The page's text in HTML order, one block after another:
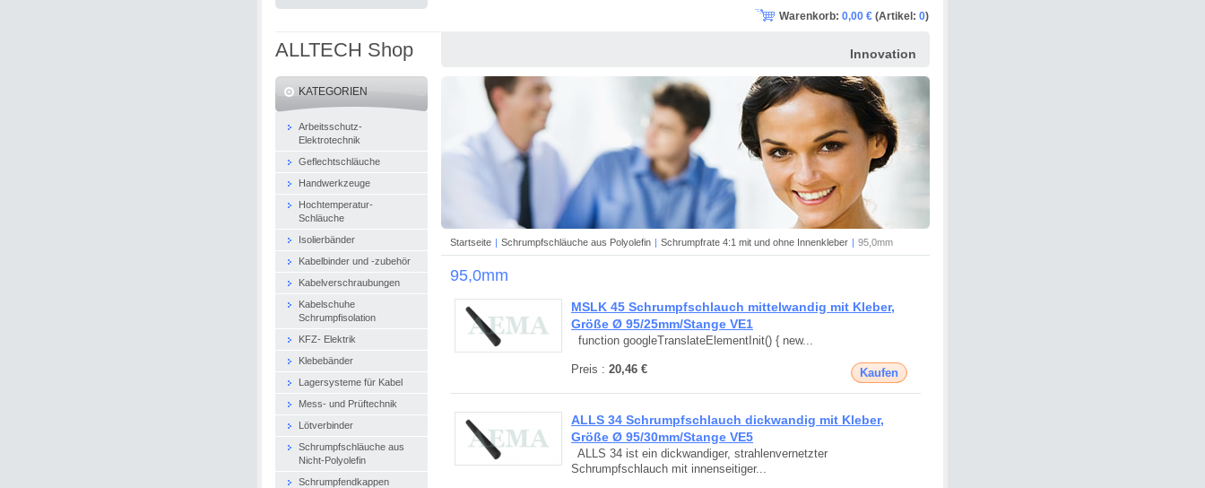
ALLTECH Shop Innovation
Startseite | Schrumpfschläuche aus Polyolefin | Schrumpfrate 4:1 mit und ohne Innenkleber | 95,0mm
95,0mm
MSLK 45 Schrumpfschlauch mittelwandig mit Kleber,
Größe Ø 95/25mm/Stange VE1
function googleTranslateElementInit() { new...
Kaufen
Preis : 20,46 €
ALLS 34 Schrumpfschlauch dickwandig mit Kleber,
Größe Ø 95/30mm/Stange VE5
ALLS 34 ist ein dickwandiger, strahlenvernetzter
Schrumpfschlauch mit innenseitiger...
KATEGORIEN
Arbeitsschutz-
Elektrotechnik
Geflechtschläuche
Handwerkzeuge
Hochtemperatur-
Schläuche
Isolierbänder
Kabelbinder und -zubehör
Kabelverschraubungen
Kabelschuhe
Schrumpfisolation
KFZ- Elektrik
Klebebänder
Lagersysteme für Kabel
Mess- und Prüftechnik
Lötverbinder
Schrumpfschläuche aus
Nicht-Polyolefin
Schrumpfendkappen
Warenkorb: 0,00 € (Artikel: 0)